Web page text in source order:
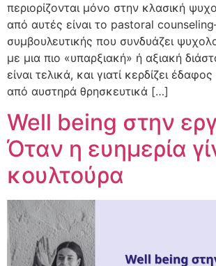
περιορίζονται μόνο στην κλασική
από αυτές είναι το pastoral
συμβουλευτικής που συνδυάζει
με μια πιο «υπαρξιακή» ή αξιακή
είναι τελικά, και γιατί κερδίζει
από αυστηρά θρησκευτικά […]
Well being στην
Όταν η ευημερία
κουλτούρα